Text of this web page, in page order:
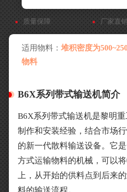
质量保障 厂家直销
适用物料：堆积密度为
物料
B6X系列带式输送机简介
B6X系列带式输送机是黎明重
制作和安装经验，结合市场
的新一代散料输送设备。它
方式运输物料的机械，可以
上，从开始的供料点到后来